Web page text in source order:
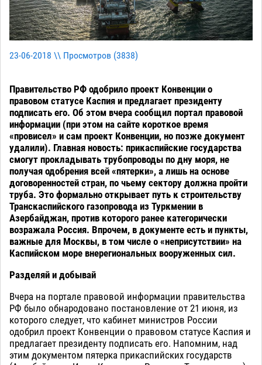
23-06-2018 \\ Просмотров (3838)
Правительство РФ одобрило проект Конвенции о
правовом статусе Каспия и предлагает президенту
подписать его. Об этом вчера сообщил портал правовой
информации (при этом на сайте короткое время
«провисел» и сам проект Конвенции, но позже документ
удалили). Главная новость: прикаспийские государства
смогут прокладывать трубопроводы по дну моря, не
получая одобрения всей «пятерки», а лишь на основе
договоренностей стран, по чьему сектору должна пройти
труба. Это формально открывает путь к строительству
Транскаспийского газопровода из Туркмении в
Азербайджан, против которого ранее категорически
возражала Россия. Впрочем, в документе есть и пункты,
важные для Москвы, в том числе о «неприсутствии» на
Каспийском море внерегиональных вооруженных сил.
Разделяй и добывай
Вчера на портале правовой информации правительства
РФ было обнародовано постановление от 21 июня, из
которого следует, что кабинет министров России
одобрил проект Конвенции о правовом статусе Каспия и
предлагает президенту подписать его. Напомним, над
этим документом пятерка прикаспийских государств